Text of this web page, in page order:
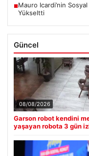
■Mauro Icardi’nin
Yükseltti
Güncel
08/08/2026
Garson robot kendini
yaşayan robota 3 gün